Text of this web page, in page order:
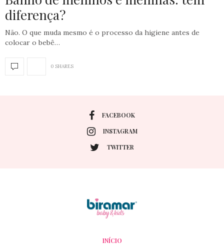
diferença?
Não. O que muda mesmo é o processo da higiene antes de
colocar o bebê…
0 SHARES
FACEBOOK
INSTAGRAM
TWITTER
INÍCIO